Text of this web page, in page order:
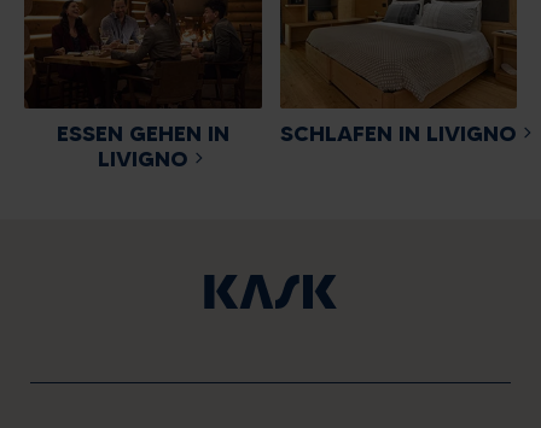
ESSEN GEHEN IN
LIVIGNO
SCHLAFEN IN LIVIGNO